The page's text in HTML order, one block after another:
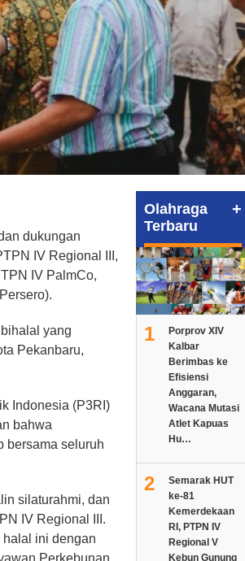
dukungan
IV Regional III,
IV PalmCo,
yang
Pekanbaru,
Indonesia (P3RI)
bahwa
bersama seluruh
silaturahmi, dan
IV Regional III.
halal ini dengan
Olahraga
Terbaru
+
1
Porprov XIV
Kalbar
Berimbas ke
Efisiensi
Anggaran,
Wacana Mutasi
Atlet Kapuas
Hu…
2
Semarak HUT
ke-81
Kemerdekaan
RI, PTPN IV
Regional V
Kebun Gunung